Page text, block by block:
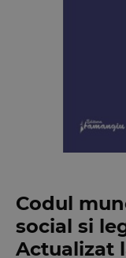
Codul
social si
Actualizat